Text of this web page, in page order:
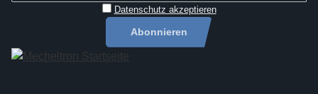
Datenschutz akzeptieren
Abonnieren